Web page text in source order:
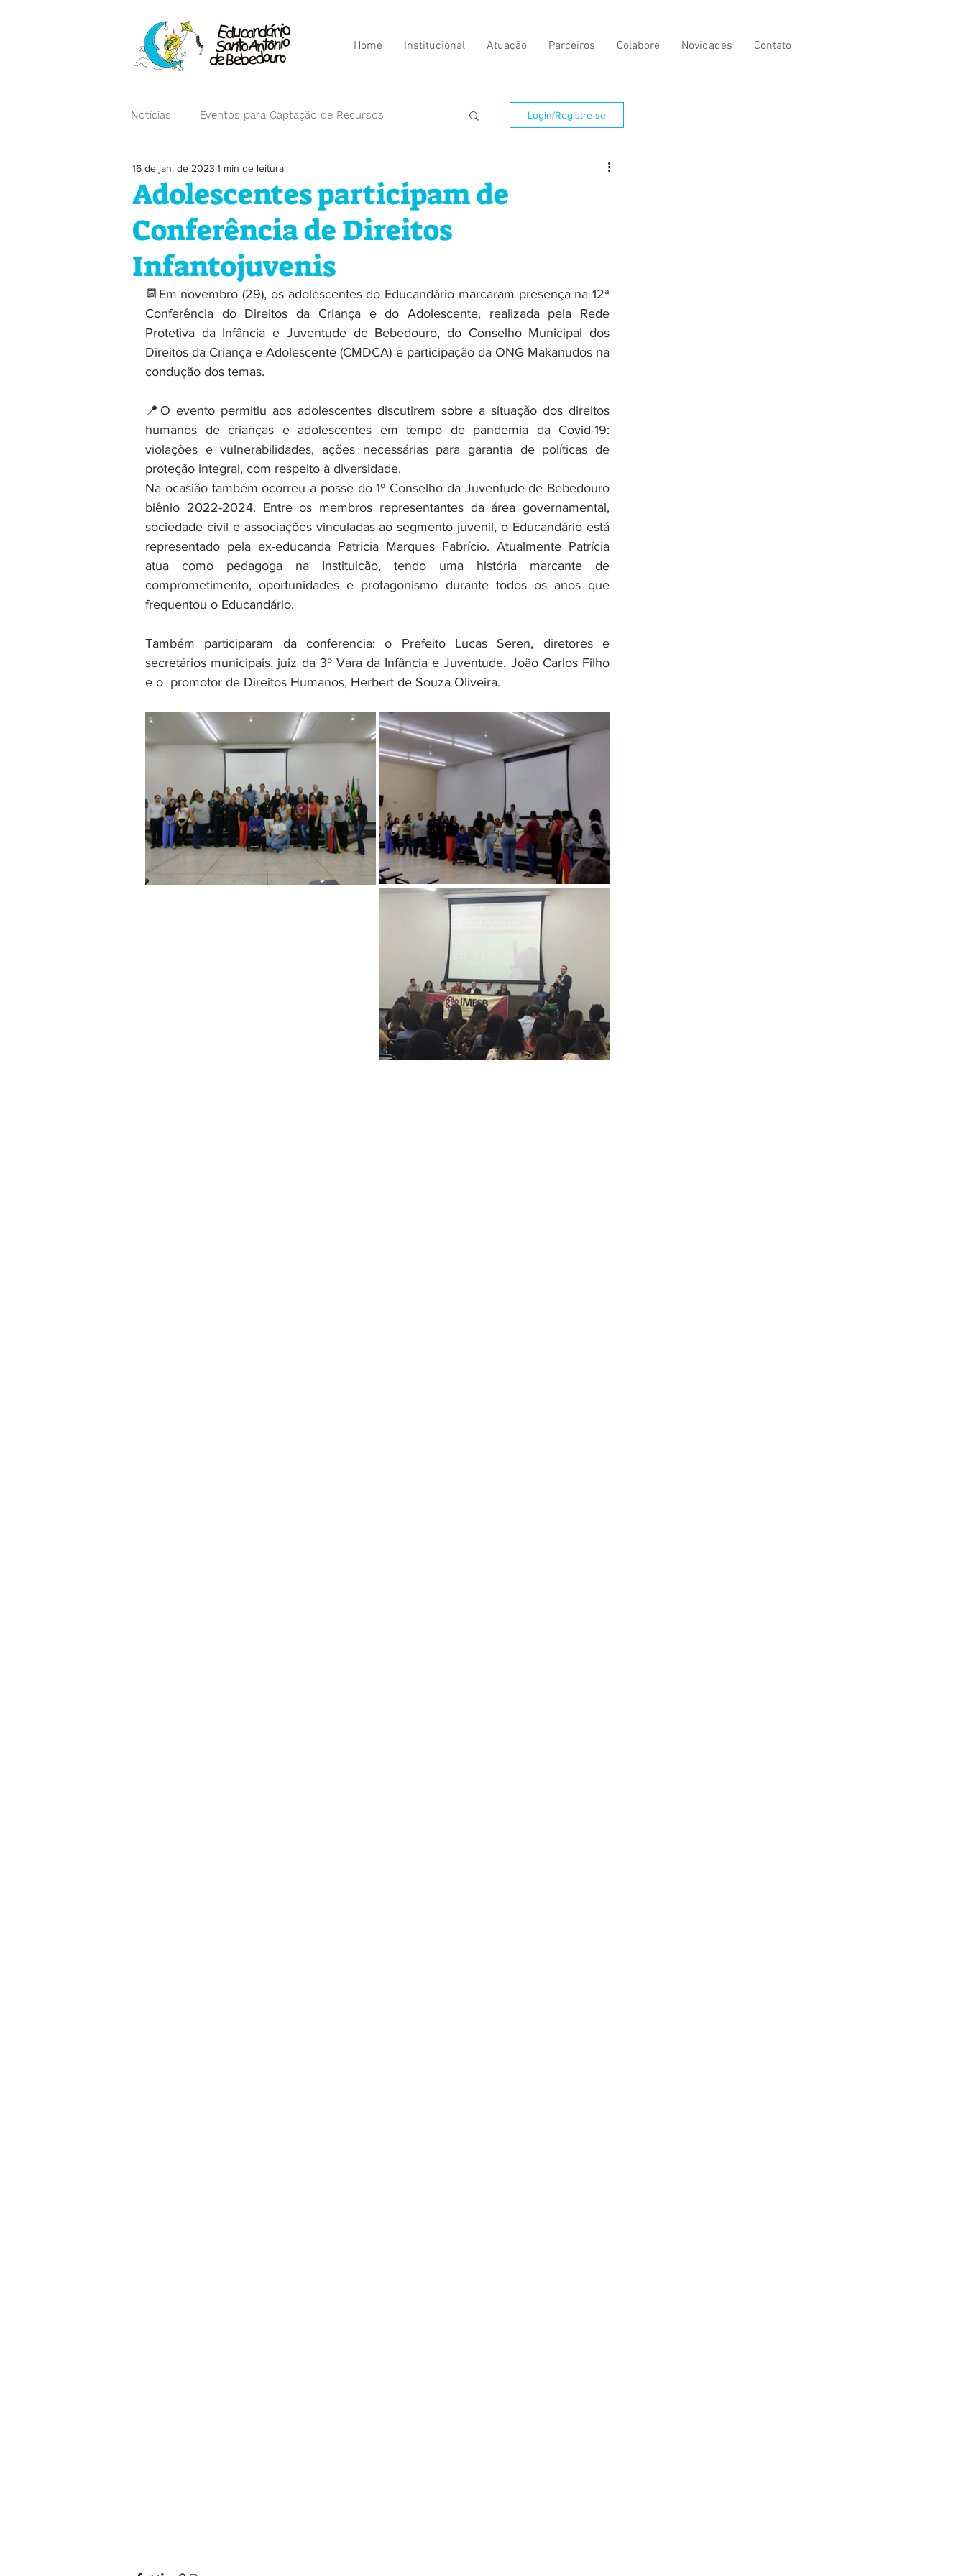
Home Institucional Atuação Parceiros Colabore Novidades Contato
Notícias Eventos para Captação de Recursos
Campanhas
Login/Registre-se
Adolescentes participam de
Conferência de Direitos
Infantojuvenis
16 de jan. de 2023 1 min de leitura
📆Em novembro (29), os adolescentes do Educandário marcaram presença na 12ª
Conferência do Direitos da Criança e do Adolescente, realizada pela Rede
Protetiva da Infância e Juventude de Bebedouro, do Conselho Municipal dos
Direitos da Criança e Adolescente (CMDCA) e participação da ONG Makanudos na
condução dos temas.
📍O evento permitiu aos adolescentes discutirem sobre a situação dos direitos
humanos de crianças e adolescentes em tempo de pandemia da Covid-19:
violações e vulnerabilidades, ações necessárias para garantia de políticas de
proteção integral, com respeito à diversidade.
Na ocasião também ocorreu a posse do 1º Conselho da Juventude de Bebedouro
biênio 2022-2024. Entre os membros representantes da área governamental,
sociedade civil e associações vinculadas ao segmento juvenil, o Educandário está
representado pela ex-educanda Patricia Marques Fabrício. Atualmente Patrícia
atua como pedagoga na Instituicão, tendo uma história marcante de
comprometimento, oportunidades e protagonismo durante todos os anos que
frequentou o Educandário.
Também participaram da conferencia: o Prefeito Lucas Seren, diretores e
secretários municipais, juiz da 3º Vara da Infância e Juventude, João Carlos Filho
e o  promotor de Direitos Humanos, Herbert de Souza Oliveira.